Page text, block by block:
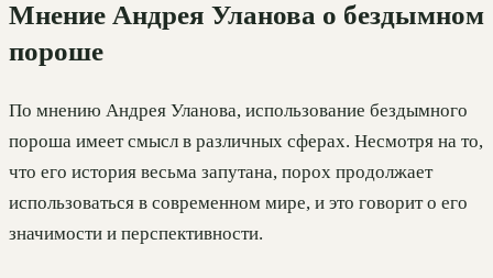
Мнение Андрея Уланова о бездымном
пороше
По мнению Андрея Уланова, использование бездымного
пороша имеет смысл в различных сферах. Несмотря на то,
что его история весьма запутана, порох продолжает
использоваться в современном мире, и это говорит о его
значимости и перспективности.